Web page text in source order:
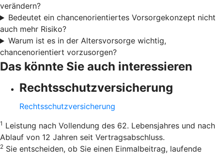
verändern?
Bedeutet ein chancenorientiertes Vorsorgekonzept nicht
auch mehr Risiko?
Warum ist es in der Altersvorsorge wichtig,
chancenorientiert vorzusorgen?
Das könnte Sie auch interessieren
Rechtsschutzversicherung
Rechtsschutzversicherung
1 Leistung nach Vollendung des 62. Lebensjahres und nach
Ablauf von 12 Jahren seit Vertragsabschluss.
2 Sie entscheiden, ob Sie einen Einmalbeitrag, laufende